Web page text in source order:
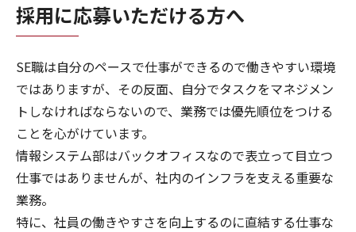
採用に応募いただける方へ
SE職は自分のペースで仕事ができるので働きやすい環境
ではありますが、その反面、自分でタスクをマネジメン
トしなければならないので、業務では優先順位をつける
ことを心がけています。
情報システム部はバックオフィスなので表立って目立つ
仕事ではありませんが、社内のインフラを支える重要な
業務。
特に、社員の働きやすさを向上するのに直結する仕事な